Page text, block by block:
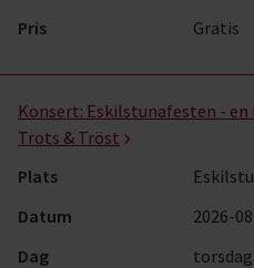
Pris
Gratis
Konsert: Eskilstunafesten -
Trots & Tröst
Plats
Datum
2026-
Dag
torsdag